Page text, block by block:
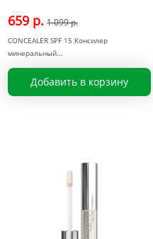
659 р. 1 099 р.
CONCEALER SPF 15 Консилер
минеральный
Добавить в корзину